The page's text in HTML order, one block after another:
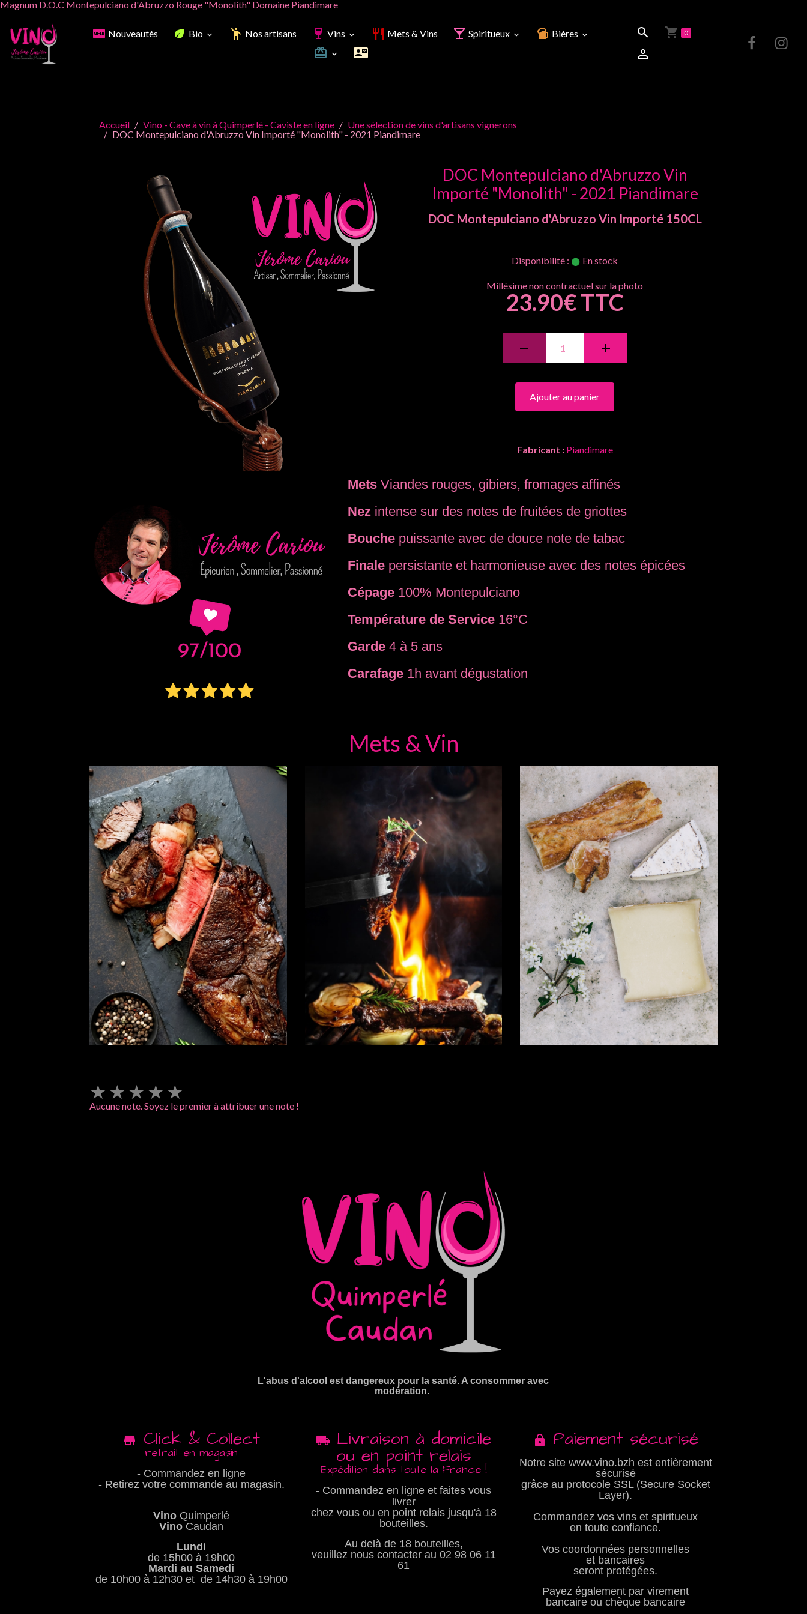
Magnum D.O.C Montepulciano d'Abruzzo Rouge "Monolith" Domaine Piandimare
Nouveautés Bio Nos artisans Vins Mets & Vins Spiritueux Bières 0
Accueil Vino - Cave à vin à Quimperlé - Caviste en ligne
Une sélection de vins d'artisans vignerons
DOC Montepulciano d'Abruzzo Vin Importé "Monolith" - 2021 Piandimare
DOC Montepulciano d'Abruzzo Vin
Importé "Monolith" - 2021 Piandimare
DOC Montepulciano d'Abruzzo Vin Importé 150CL
Disponibilité : En stock
23.90€ TTC
Ajouter au panier
Fabricant : Piandimare
Mets Viandes rouges, gibiers, fromages affinés
Nez intense sur des notes de fruitées de griottes
Bouche puissante avec de douce note de tabac
Finale persistante et harmonieuse avec des notes épicées
Cépage 100% Montepulciano
Température de Service 16°C
Garde 4 à 5 ans
Carafage 1h avant dégustation
Mets & Vin
★ ★ ★ ★ ★
Aucune note. Soyez le premier à attribuer une note !
L'abus d'alcool est dangereux pour la santé. A consommer avec
modération.
Click & Collect
retrait en magasin
- Commandez en ligne
- Retirez votre commande au magasin.
Vino Quimperlé
Vino Caudan
Lundi
de 15h00 à 19h00
Mardi au Samedi
de 10h00 à 12h30 et de 14h30 à 19h00
Livraison à domicile
ou en point relais
Expédition dans toute la France !
- Commandez en ligne et faites vous
livrer
chez vous ou en point relais jusqu'à 18
bouteilles.
Au delà de 18 bouteilles,
veuillez nous contacter au 02 98 06 11
61
Paiement sécurisé
Notre site www.vino.bzh est entièrement
sécurisé
grâce au protocole SSL (Secure Socket
Layer).
Commandez vos vins et spiritueux
en toute confiance.
Vos coordonnées personnelles
et bancaires
seront protégées.
Payez également par virement
bancaire ou chèque bancaire